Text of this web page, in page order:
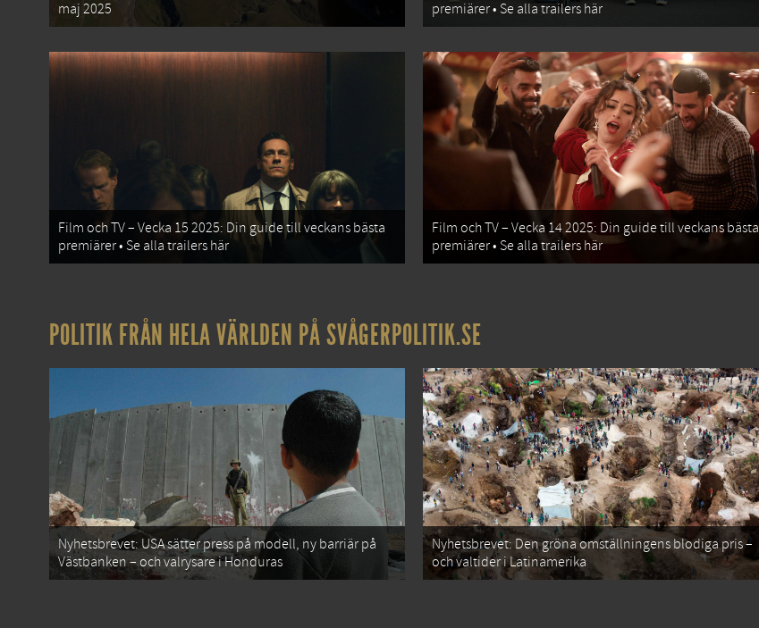
maj 2025
premiärer • Se alla trailers här
Film och TV – Vecka 15 2025: Din guide till veckans bästa
premiärer • Se alla trailers här
Film och TV – Vecka 14 2025: Din guide till veckans bästa
premiärer • Se alla trailers här
POLITIK FRÅN HELA VÄRLDEN PÅ SVÅGERPOLITIK.SE
Nyhetsbrevet: USA sätter press på modell, ny barriär på
Västbanken – och valrysare i Honduras
Nyhetsbrevet: Den gröna omställningens blodiga pris –
och valtider i Latinamerika